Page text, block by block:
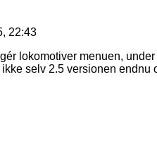
22:43
lokomotiver menuen,
selv 2.5 versionen